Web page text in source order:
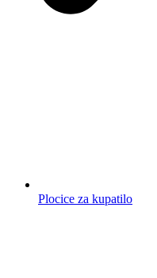
Plocice za kupatilo